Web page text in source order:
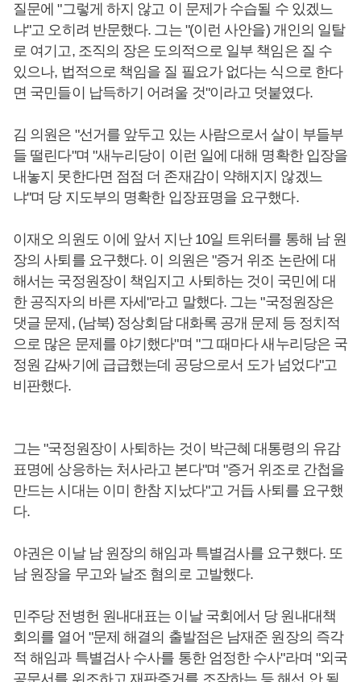
질문에 "그렇게 하지 않고 이 문제가 수습될 수 있겠느
냐"고 오히려 반문했다. 그는 "(이런 사안을) 개인의 일탈
로 여기고, 조직의 장은 도의적으로 일부 책임은 질 수
있으나, 법적으로 책임을 질 필요가 없다는 식으로 한다
면 국민들이 납득하기 어려울 것"이라고 덧붙였다.
김 의원은 "선거를 앞두고 있는 사람으로서 살이 부들부
들 떨린다"며 "새누리당이 이런 일에 대해 명확한 입장을
내놓지 못한다면 점점 더 존재감이 약해지지 않겠느
냐"며 당 지도부의 명확한 입장표명을 요구했다.
이재오 의원도 이에 앞서 지난 10일 트위터를 통해 남 원
장의 사퇴를 요구했다. 이 의원은 "증거 위조 논란에 대
해서는 국정원장이 책임지고 사퇴하는 것이 국민에 대
한 공직자의 바른 자세"라고 말했다. 그는 "국정원장은
댓글 문제, (남북) 정상회담 대화록 공개 문제 등 정치적
으로 많은 문제를 야기했다"며 "그 때마다 새누리당은 국
정원 감싸기에 급급했는데 공당으로서 도가 넘었다"고
비판했다.
그는 "국정원장이 사퇴하는 것이 박근혜 대통령의 유감
표명에 상응하는 처사라고 본다"며 "증거 위조로 간첩을
만드는 시대는 이미 한참 지났다"고 거듭 사퇴를 요구했
다.
야권은 이날 남 원장의 해임과 특별검사를 요구했다. 또
남 원장을 무고와 날조 혐의로 고발했다.
민주당 전병헌 원내대표는 이날 국회에서 당 원내대책
회의를 열어 "문제 해결의 출발점은 남재준 원장의 즉각
적 해임과 특별검사 수사를 통한 엄정한 수사"라며 "외국
공문서를 위조하고 재판증거를 조작하는 등 해선 안 될